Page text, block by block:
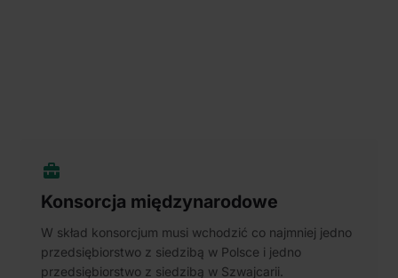
Konsorcja międzynarodowe
W skład konsorcjum musi wchodzić co najmniej jedno
przedsiębiorstwo z siedzibą w Polsce i jedno
przedsiębiorstwo z siedzibą w Szwajcarii.